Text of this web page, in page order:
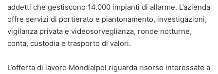
addetti che gestiscono 14.000 impianti di allarme. L’azienda
offre servizi di portierato e piantonamento, investigazioni,
vigilanza privata e videosorveglianza, ronde notturne,
conta, custodia e trasporto di valori.
L’offerta di lavoro Mondialpol riguarda risorse interessate a